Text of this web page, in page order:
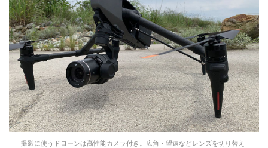
撮影に使うドローンは高性能カメラ付き。広角・望遠などレンズを切り替え